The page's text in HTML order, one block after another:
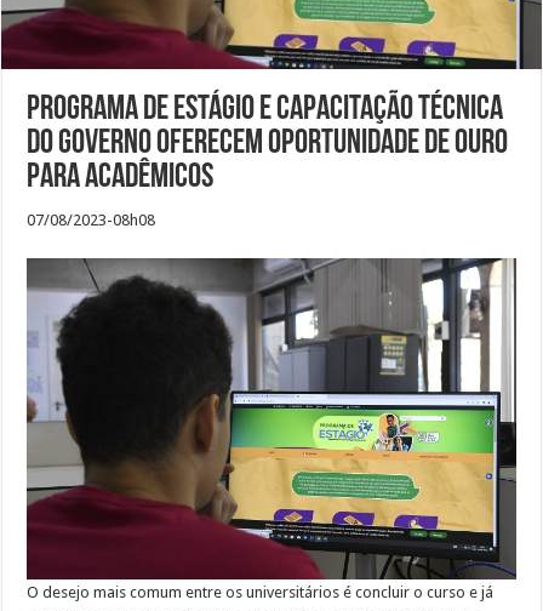
Programa de Estágio e Capacitação Técnica
do Governo oferecem oportunidade de ouro
para acadêmicos
07/08/2023-08h08
O desejo mais comum entre os universitários é concluir o curso e já